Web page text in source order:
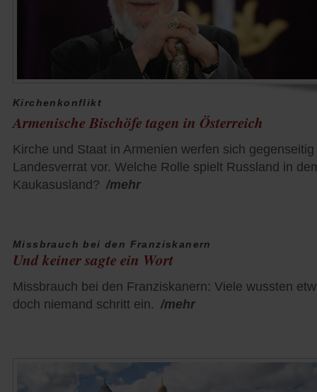
Kirchenkonflikt
Armenische Bischöfe tagen in Österreich
Kirche und Staat in Armenien werfen sich gegenseitig
Landesverrat vor. Welche Rolle spielt Russland in
Kaukasusland? /mehr
Missbrauch bei den Franziskanern
Und keiner sagte ein Wort
Missbrauch bei den Franziskanern: Viele wussten
doch niemand schritt ein. /mehr